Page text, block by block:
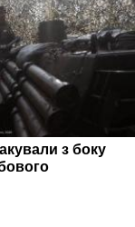
з боку